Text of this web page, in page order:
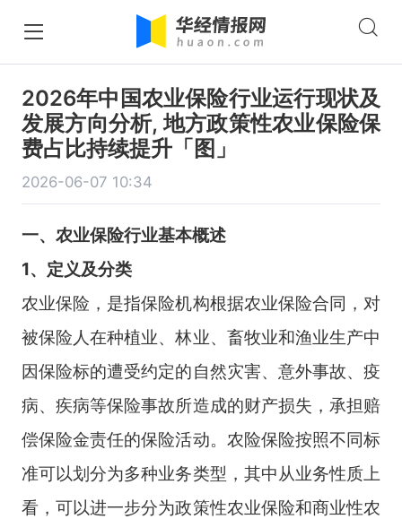
2026年中国农业保险行业运行现状及
发展方向分析, 地方政策性农业保险保
费占比持续提升「图」
2026-06-07 10:34
一、 农业保险行业基本概述
1、定义及分类
农业保险，是指保险机构根据农业保险合同，对
被保险人在种植业、林业、畜牧业和渔业生产中
因保险标的遭受约定的自然灾害、意外事故、疫
病、疾病等保险事故所造成的财产损失，承担赔
偿保险金责任的保险活动。农险保险按照不同标
准可以划分为多种业务类型，其中从业务性质上
看，可以进一步分为政策性农业保险和商业性农